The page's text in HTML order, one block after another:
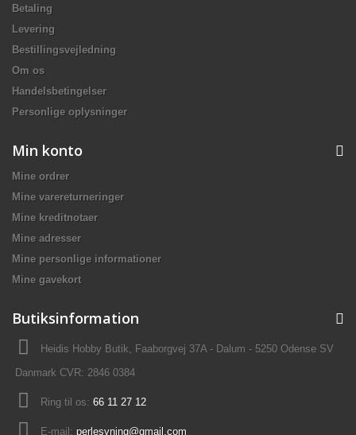
Betaling
Levering
Bestillingsvejledning
Om os
Handelsbetingelser
Personlige oplysninger
Min konto
Mine ordrer
Mine varereturneringer
Mine kreditnotaer
Mine adresser
Mine personlige informationer
Mine gavekort
Butiksinformation
Heidis Hobby Butik, Faaborgvej 37A - Dalum - 5250 Odense SV
Danmark CVR: 2846 0384
Ring til os: 66 11 27 12
E-mail: perlesyning@gmail.com